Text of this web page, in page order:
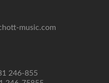
music.com
246-855